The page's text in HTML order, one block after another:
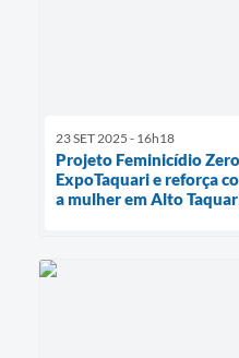
23 SET 2025 - 16h18
Projeto Feminicídio
ExpoTaquari e reforça
a mulher em Alto